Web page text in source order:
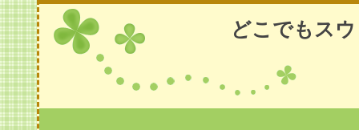
どこでもス